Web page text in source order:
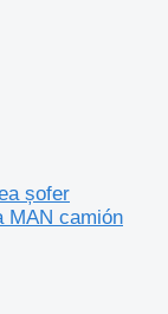
șofer
MAN camión